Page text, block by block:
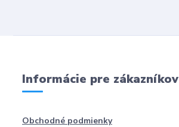
Informácie pre zákazníkov
Obchodné podmienky